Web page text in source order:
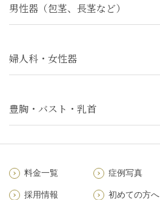
男性器（包茎、長茎など）
婦人科・女性器
豊胸・バスト・乳首
料金一覧 症例写真
採用情報 初めての方へ